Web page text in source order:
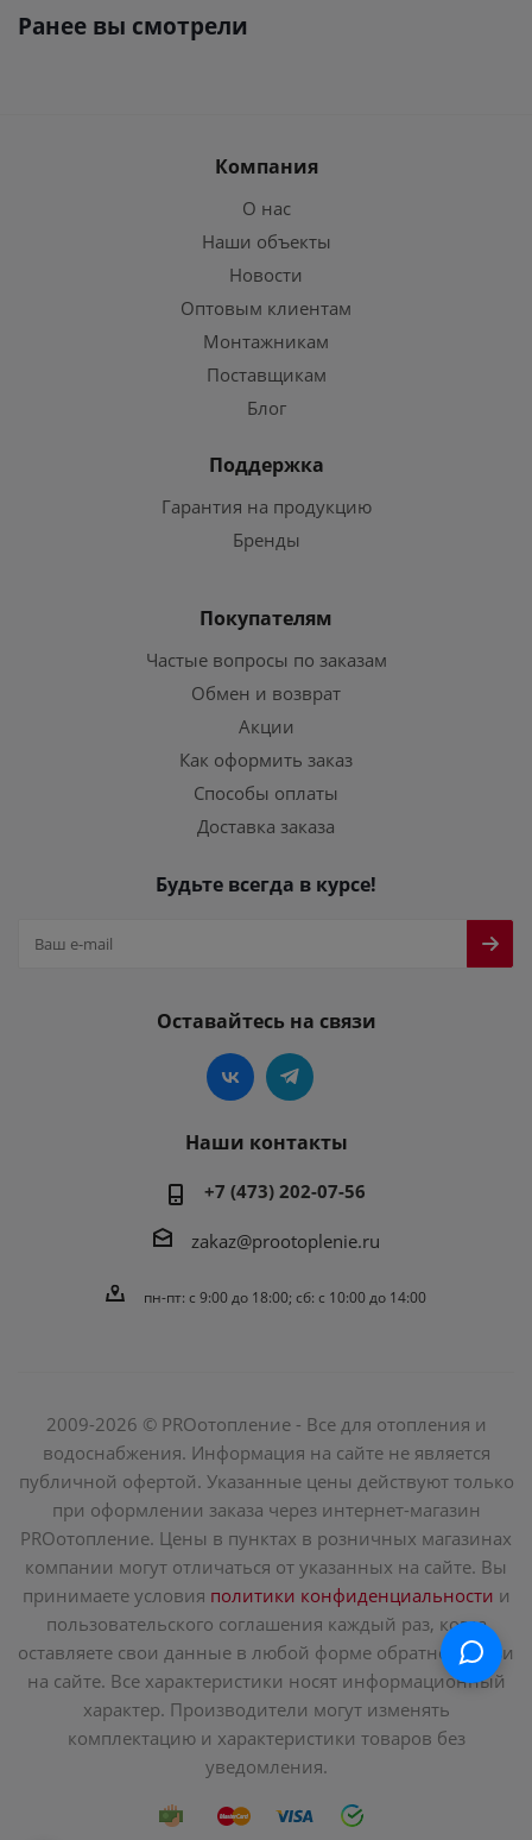
Ранее вы смотрели
Компания
О нас
Наши объекты
Новости
Оптовым клиентам
Монтажникам
Поставщикам
Блог
Поддержка
Гарантия на продукцию
Бренды
Покупателям
Частые вопросы по заказам
Обмен и возврат
Акции
Как оформить заказ
Способы оплаты
Доставка заказа
Будьте всегда в курсе!
Оставайтесь на связи
Наши контакты
+7 (473) 202-07-56
zakaz@prootoplenie.ru
пн-пт: c 9:00 до 18:00; сб: с 10:00 до 14:00
2009-2026 © PROотопление - Все для отопления и
водоснабжения. Информация на сайте не является
публичной офертой. Указанные цены действуют только
при оформлении заказа через интернет-магазин
PROотопление. Цены в пунктах в розничных магазинах
компании могут отличаться от указанных на сайте. Вы
принимаете условия политики конфиденциальности и
пользовательского соглашения каждый раз, когда
оставляете свои данные в любой форме обратной связи
на сайте. Все характеристики носят информационный
характер. Производители могут изменять
комплектацию и характеристики товаров без
уведомления.